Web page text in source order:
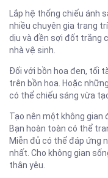
Lắp hệ thống chiếu ánh
nhiều chuyên gia trang
dịu và đền sợi đốt trắng
nhà vệ sinh.
Đối với bồn hoa đen, tối
trên bồn hoa. Hoặc
có thể chiếu sáng vừa
Tạo nên một không gian
Bạn hoàn toàn có thể
Miễn đủ có thể đáp ứng
nhất. Cho không gian
thân yêu.